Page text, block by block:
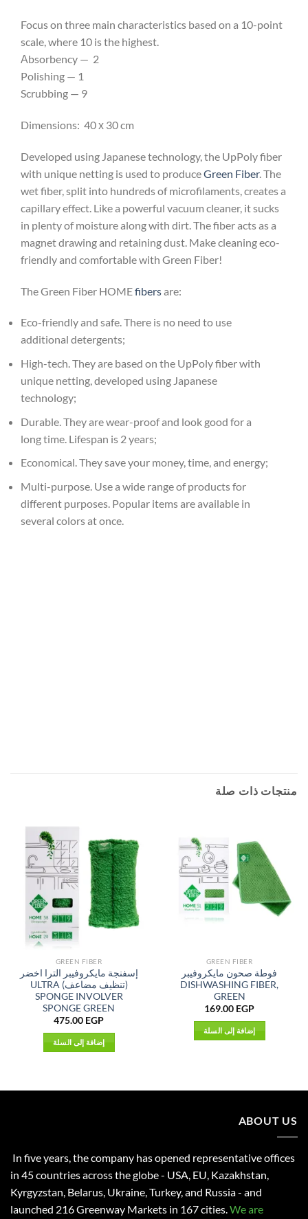
Focus on three main characteristics based on a 10-point
scale, where 10 is the highest.
Аbsorbency — 2
Polishing — 1
Scrubbing — 9
Dimensions: 40 х 30 cm
Developed using Japanese technology, the UpPoly fiber
with unique netting is used to produceGreen Fiber. The
wet fiber, split into hundreds of microfilaments, creates a
capillary effect. Like a powerful vacuum cleaner, it sucks
in plenty of moisture along with dirt. The fiber acts as a
magnet drawing and retaining dust. Make cleaning eco-
friendly and comfortable with Green Fiber!
The Green Fiber HOMEfibersare:
Eco-friendly and safe. There is no need to use
additional detergents;
High-tech. They are based on the UpPoly fiber with
unique netting, developed using Japanese
technology;
Durable. They are wear-proof and look good for a
long time. Lifespan is 2 years;
Economical. They save your money, time, and energy;
Multi-purpose. Use a wide range of products for
different purposes. Popular items are available in
several colors at once.
منتجات ذات صلة
GREEN FIBER
فوطة صحون مايكروفيبر
DISHWASHING FIBER,
GREEN
169.00 EGP
إضافة إلى السلة
GREEN FIBER
إسفنجة مايكروفيبر الترا اخضر
(تنظيف مضاعف) ULTRA
SPONGE INVOLVER
SPONGE GREEN
475.00 EGP
إضافة إلى السلة
ABOUT US
In five years, the company has opened representative offices
in 45 countries across the globe - USA, EU, Kazakhstan,
Kyrgyzstan, Belarus, Ukraine, Turkey, and Russia - and
launched 216 Greenway Markets in 167 cities.We are